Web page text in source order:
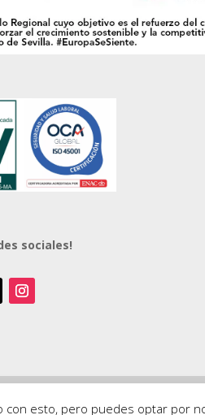
sociales!
esto, pero puedes optar por